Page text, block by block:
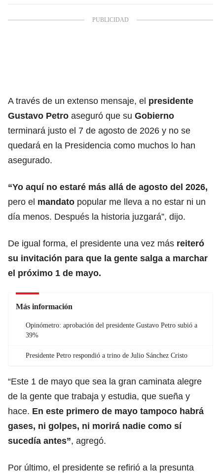
A través de un extenso mensaje, el presidente
Gustavo Petro aseguró que su Gobierno
terminará justo el 7 de agosto de 2026 y no se
quedará en la Presidencia como muchos lo han
asegurado.
“Yo aquí no estaré más allá de agosto del 2026,
pero el mandato popular me lleva a no estar ni un
día menos. Después la historia juzgará”, dijo.
De igual forma, el presidente una vez más reiteró
su invitación para que la gente salga a marchar
el próximo 1 de mayo.
Más información
Opinómetro: aprobación del presidente Gustavo Petro subió a
39%
Presidente Petro respondió a trino de Julio Sánchez Cristo
“Este 1 de mayo que sea la gran caminata alegre
de la gente que trabaja y estudia, que sueña y
hace. En este primero de mayo tampoco habrá
gases, ni golpes, ni morirá nadie como sí
sucedía antes”, agregó.
Por último, el presidente se refirió a la presunta